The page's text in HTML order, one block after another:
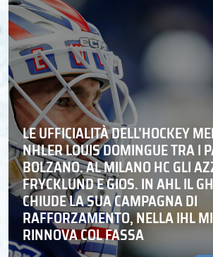
LE UFFICIALITÀ DELL’HOCKEY
NHLER LOUIS DOMINGUE TRA I
BOLZANO. AL MILANO HC GLI
FRYCKLUND E GIOS. IN AHL IL
CHIUDE LA SUA CAMPAGNA DI
RAFFORZAMENTO, NELLA IHL
RINNOVA COL FASSA